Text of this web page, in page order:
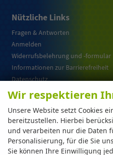
Nützliche Links
Fragen & Antworten
Anmelden
Widerrufsbelehrung und -formular
Informationen zur Barrierefreiheit
Datenschutz
Cookie-Einstellungen
Warum EU-Neuwagen ?
Weitere Informationen zum offiziellen
spezifischen CO2-Emissionen und
können dem 'Leitfaden über den offiziellen
Wir respektieren
Unsere Website setzt Cookies
bereitzustellen. Hierbei
und verarbeiten nur die Daten
Personalisierung, für die Sie
Sie können Ihre Einwilligung